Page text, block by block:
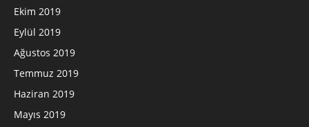
Ekim 2019
Eylül 2019
Ağustos 2019
Temmuz 2019
Haziran 2019
Mayıs 2019